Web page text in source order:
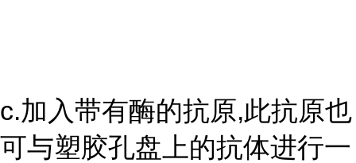
c.加入带有酶的抗原,此抗原也
可与塑胶孔盘上的抗体进行一